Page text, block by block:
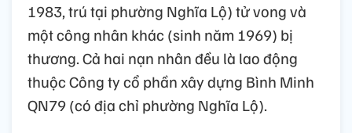
1983, trú tại phường Nghĩa Lộ) tử vong và
một công nhân khác (sinh năm 1969) bị
thương. Cả hai nạn nhân đều là lao động
thuộc Công ty cổ phần xây dựng Bình Minh
QN79 (có địa chỉ phường Nghĩa Lộ).